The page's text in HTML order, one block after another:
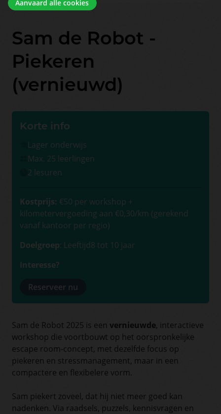
Aanvaard alle cookies
Sam de Robot -
Piekeren
(vernieuwd)
Korte info
Lager onderwijs
Max. 25 leerlingen
2 lesuren
Kostprijs: €50 per workshop +
kilometervergoeding aan €0,30/km (gerekend
vanaf kantoor per regio)
Doelgroep: Leeftijd8 tot 10 jaar
Interesse?
Reserveer nu
Sam de Robot 2025 is een vernieuwde, interactieve
workshop die voortbouwt op het oorspronkelijke
escape room-concept, met dezelfde focus op
piekeren en stressmanagement, maar in een
compactere en flexibelere vorm.
Sam piekert zoveel, dat hij niet meer goed kan
nadenken. Via raadsels, puzzels, kennisvragen en